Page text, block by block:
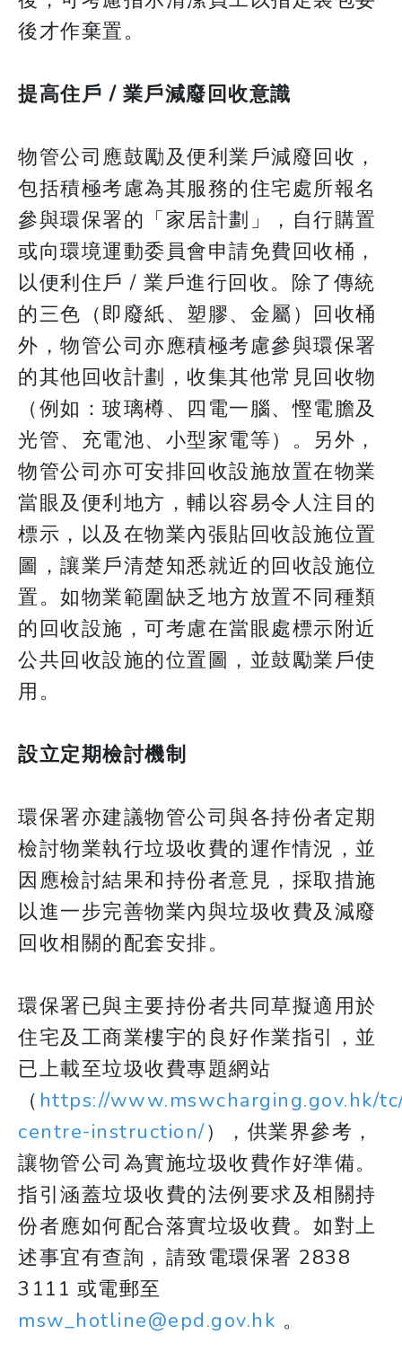
後才作棄置。
提高住戶 / 業戶減廢回收意識
物管公司應鼓勵及便利業戶減廢回收，
包括積極考慮為其服務的住宅處所報名
參與環保署的「家居計劃」，自行購置
或向環境運動委員會申請免費回收桶，
以便利住戶 / 業戶進行回收。除了傳統
的三色（即廢紙、塑膠、金屬）回收桶
外，物管公司亦應積極考慮參與環保署
的其他回收計劃，收集其他常見回收物
（例如：玻璃樽、四電一腦、慳電膽及
光管、充電池、小型家電等）。另外，
物管公司亦可安排回收設施放置在物業
當眼及便利地方，輔以容易令人注目的
標示，以及在物業內張貼回收設施位置
圖，讓業戶清楚知悉就近的回收設施位
置。如物業範圍缺乏地方放置不同種類
的回收設施，可考慮在當眼處標示附近
公共回收設施的位置圖，並鼓勵業戶使
用。
設立定期檢討機制
環保署亦建議物管公司與各持份者定期
檢討物業執行垃圾收費的運作情況，並
因應檢討結果和持份者意見，採取措施
以進一步完善物業內與垃圾收費及減廢
回收相關的配套安排。
環保署已與主要持份者共同草擬適用於
住宅及工商業樓宇的良好作業指引，並
已上載至垃圾收費專題網站
（ https://www.mswcharging.gov.hk/
centre-instruction/），供業界參考，
讓物管公司為實施垃圾收費作好準備。
指引涵蓋垃圾收費的法例要求及相關持
份者應如何配合落實垃圾收費。如對上
述事宜有查詢，請致電環保署 2838
3111 或電郵至
msw_hotline@epd.gov.hk 。